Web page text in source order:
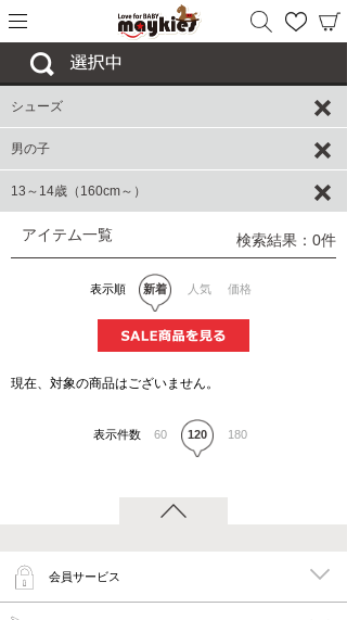
シューズ
男の子
13～14歳（160cm～）
アイテム一覧 検索結果：0件
表示順 新着 人気 価格
現在、対象の商品はございません。
表示件数 60 120 180
会員サービス